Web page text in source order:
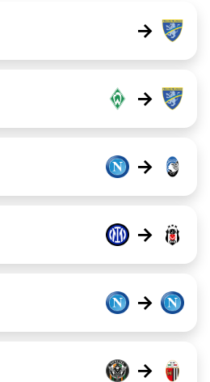
→
→
→
→
→
→